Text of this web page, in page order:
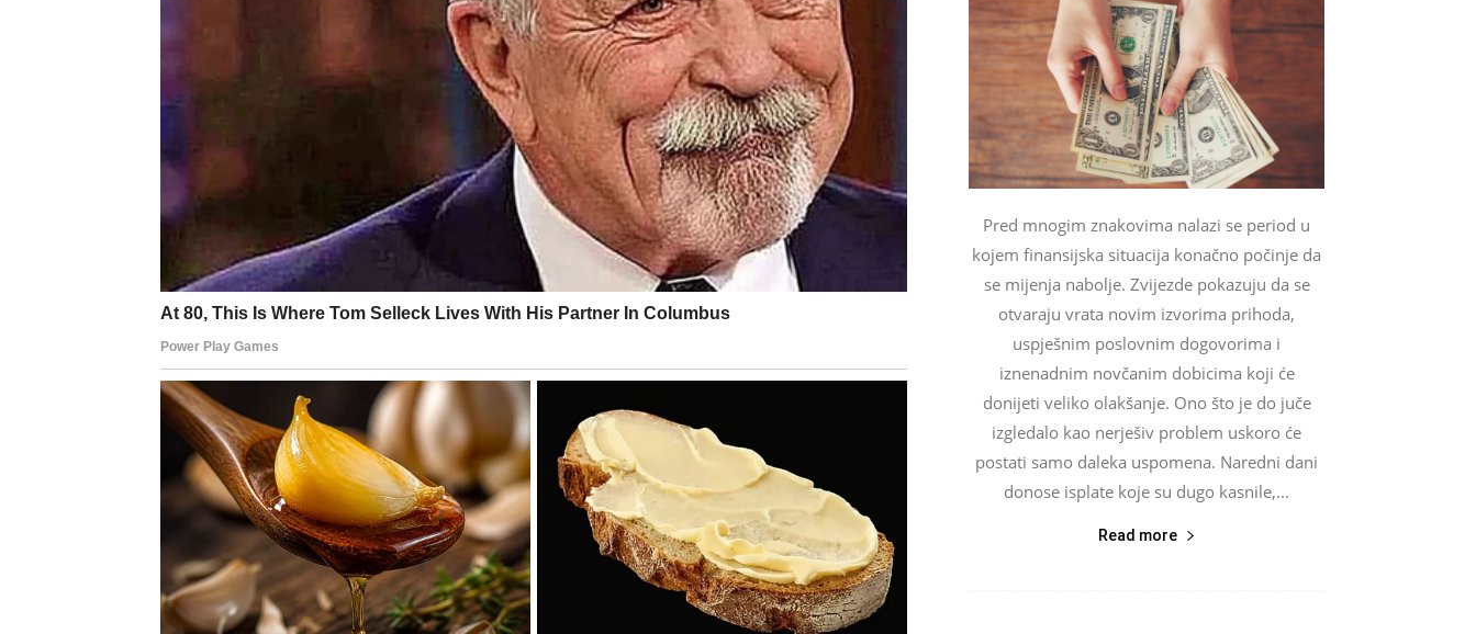
Zamisli kako bi izgledao tvoj život kada bi barem na trenutak prestao slušati svoje strahove. Koliko
bi stvari pokušao? Koliko bi mjesta posjetio? Koliko bi ljudi upoznao? Koliko bi snova ostvario?
Ponekad se iza jedne odluke krije potpuno novi život. Jedna prijava za posao, jedan razgovor,
jedna poruka, jedan korak u nepoznato može promijeniti više nego što možeš zamisliti.
Najtužnije nije kada čovjek ne uspije. Najtužnije je kada nikada ni ne pokuša. Neuspjeh boli neko
vrijeme, ali kajanje može trajati cijeli život. Ljudi rijetko žale zbog onoga što su pokušali. Mnogo
češće žale zbog prilika koje su propustili jer nisu imali dovoljno hrabrosti. Godinama kasnije ne
pitamo se šta se dogodilo kada smo pokušali. Pitamo se šta bi bilo da jesmo.
Promjene su sastavni dio života. Sve oko nas se mijenja. Mijenjaju se godišnja doba, ljudi,
okolnosti, naši snovi i naši ciljevi. Kada pokušavamo zaustaviti promjene, zapravo pokušavamo
zaustaviti život. A život nikada ne stoji. On ide naprijed sa nama ili bez nas. Zato je mnogo bolje
naučiti prihvatiti promjene nego ih se bojati.
Možda upravo sada stojiš pred nekom važnom odlukom. Možda razmišljaš da promijeniš posao,
započneš nešto novo, preseliš se, pružiš nekome drugu šansu ili konačno poslušaš svoje srce.
Možda ne znaš šta te čeka. I to je sasvim u redu. Niko od nas ne zna šta donosi sutra. Ali upravo u
toj neizvjesnosti kriju se najveće mogućnosti.
Pred mnogim znakovima nalazi se period u
kojem finansijska situacija konačno počinje da
se mijenja nabolje. Zvijezde pokazuju da se
otvaraju vrata novim izvorima prihoda,
uspješnim poslovnim dogovorima i
iznenadnim novčanim dobicima koji će
donijeti veliko olakšanje. Ono što je do juče
izgledalo kao nerješiv problem uskoro će
postati samo daleka uspomena. Naredni dani
donose isplate koje su dugo kasnile,...
Read more